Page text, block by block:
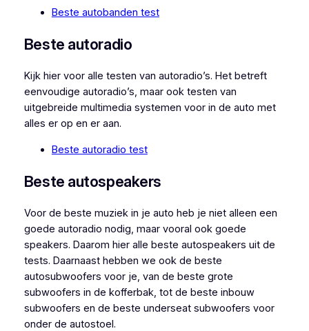
Beste autobanden test
Beste autoradio
Kijk hier voor alle testen van autoradio’s. Het betreft
eenvoudige autoradio’s, maar ook testen van
uitgebreide multimedia systemen voor in de auto met
alles er op en er aan.
Beste autoradio test
Beste autospeakers
Voor de beste muziek in je auto heb je niet alleen een
goede autoradio nodig, maar vooral ook goede
speakers. Daarom hier alle beste autospeakers uit de
tests. Daarnaast hebben we ook de beste
autosubwoofers voor je, van de beste grote
subwoofers in de kofferbak, tot de beste inbouw
subwoofers en de beste underseat subwoofers voor
onder de autostoel.